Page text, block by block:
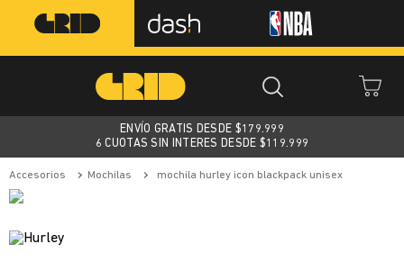
ENVÍO GRATIS DESDE $179.999
6 CUOTAS SIN INTERES DESDE $119.999
accesorios mochilas mochila hurley icon blackpack unisex